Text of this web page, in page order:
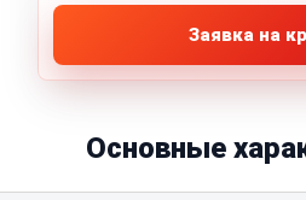
Заявка на
Основные